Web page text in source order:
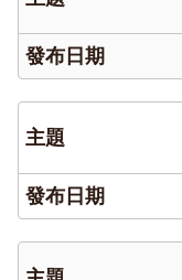
見
信
資
安
全